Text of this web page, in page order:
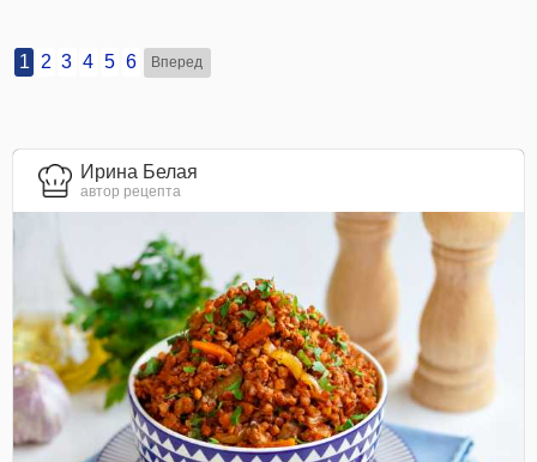
1 2 3 4 5 6 Вперед
Ирина Белая
автор рецепта